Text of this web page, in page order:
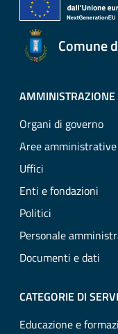
Comune
AMMINISTRAZIONE
Organi di governo
Aree amministrative
Uffici
Enti e fondazioni
Politici
Personale
Documenti e dati
CATEGORIE DI
Educazione e